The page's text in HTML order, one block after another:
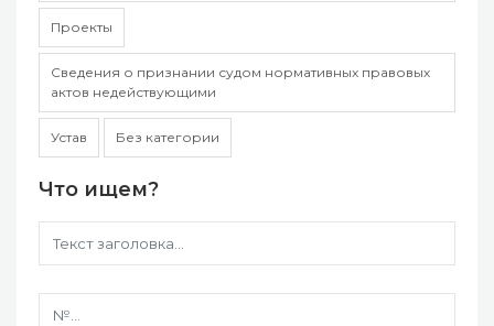
Проекты
Сведения о признании судом нормативных правовых
актов недействующими
Устав Без категории
Что ищем?